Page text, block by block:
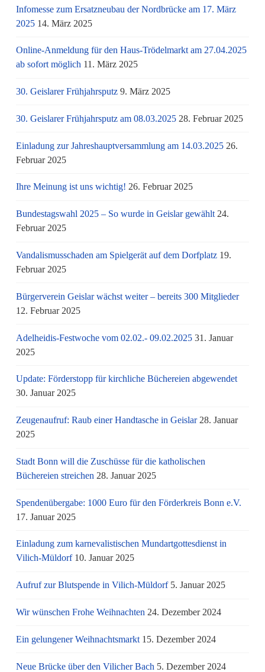
Infomesse zum Ersatzneubau der Nordbrücke am 17. März
2025 14. März 2025
Online-Anmeldung für den Haus-Trödelmarkt am 27.04.2025
ab sofort möglich 11. März 2025
30. Geislarer Frühjahrsputz 9. März 2025
30. Geislarer Frühjahrsputz am 08.03.2025 28. Februar 2025
Einladung zur Jahreshauptversammlung am 14.03.2025 26.
Februar 2025
Ihre Meinung ist uns wichtig! 26. Februar 2025
Bundestagswahl 2025 – So wurde in Geislar gewählt 24.
Februar 2025
Vandalismusschaden am Spielgerät auf dem Dorfplatz 19.
Februar 2025
Bürgerverein Geislar wächst weiter – bereits 300 Mitglieder
12. Februar 2025
Adelheidis-Festwoche vom 02.02.- 09.02.2025 31. Januar
2025
Update: Förderstopp für kirchliche Büchereien abgewendet
30. Januar 2025
Zeugenaufruf: Raub einer Handtasche in Geislar 28. Januar
2025
Stadt Bonn will die Zuschüsse für die katholischen
Büchereien streichen 28. Januar 2025
Spendenübergabe: 1000 Euro für den Förderkreis Bonn e.V.
17. Januar 2025
Einladung zum karnevalistischen Mundartgottesdienst in
Vilich-Müldorf 10. Januar 2025
Aufruf zur Blutspende in Vilich-Müldorf 5. Januar 2025
Wir wünschen Frohe Weihnachten 24. Dezember 2024
Ein gelungener Weihnachtsmarkt 15. Dezember 2024
Neue Brücke über den Vilicher Bach 5. Dezember 2024